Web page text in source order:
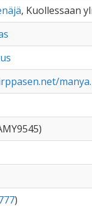
, Kuollessaan
)